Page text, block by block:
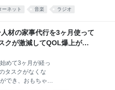
楽が流れてくる。
2026-06-28
ーネット 音楽 ラジオ
材の家事代行を3ヶ月使って
クが激減してQOL爆上がり
めて3ヶ月が経っ
タスクがなくな
でき、おもちゃが